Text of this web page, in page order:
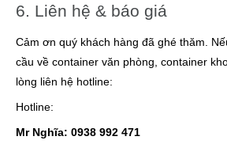
6. Liên hệ & báo giá
Cảm ơn quý khách hàng đã ghé thăm.
cầu về container văn phòng, container
lòng liên hệ hotline:
Hotline:
Mr Nghĩa: 0938 992 471